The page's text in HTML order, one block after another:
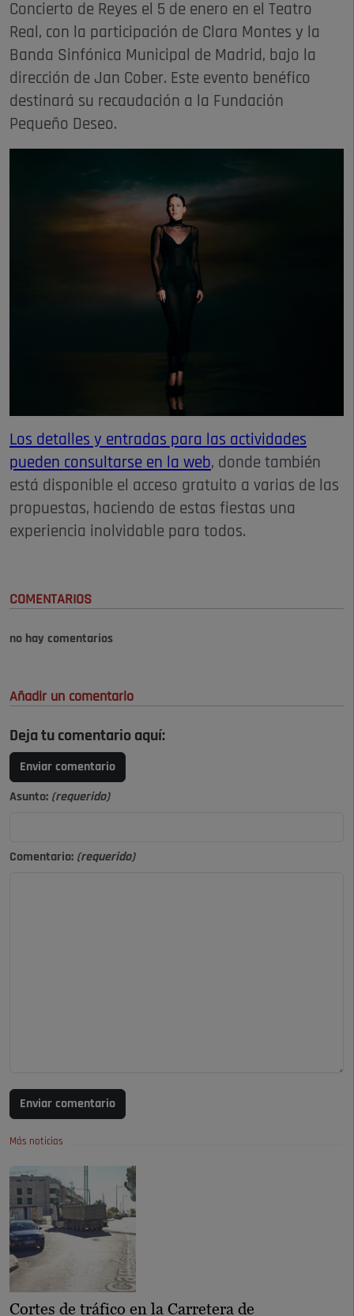
Concierto de Reyes el 5 de enero en el Teatro
Real, con la participación de Clara Montes y la
Banda Sinfónica Municipal de Madrid, bajo la
dirección de Jan Cober. Este evento benéfico
destinará su recaudación a la Fundación
Pequeño Deseo.
Los detalles y entradas para las actividades
pueden consultarse en la web, donde también
está disponible el acceso gratuito a varias de las
propuestas, haciendo de estas fiestas una
experiencia inolvidable para todos.
COMENTARIOS
no hay comentarios
Añadir un comentario
Deja tu comentario aquí:
Enviar comentario
Asunto: (requerido)
Comentario: (requerido)
Enviar comentario
Más noticias
Cortes de tráfico en la Carretera de